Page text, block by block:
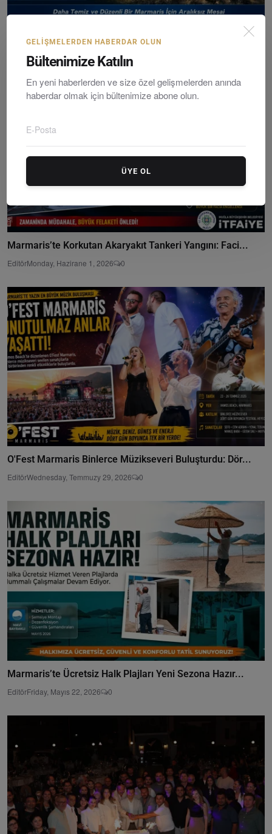
Marmaris’te Bayramda Yoğun Mesai: 9 Günde 3 Bin 250 ...
Monday, Hazirane 1, 2026
Marmaris’te Korkutan Akaryakıt Tankeri Yangını: Faci...
EditörMonday, Hazirane 1, 2026 0
O'Fest Marmaris Binlerce Müzikseveri Buluşturdu: Dör...
EditörWednesday, Temmuzy 29, 2026 0
Marmaris’te Ücretsiz Halk Plajları Yeni Sezona Hazır...
EditörFriday, Mayıs 22, 2026 0
GELIŞMELERDEN HABERDAR OLUN
Bültenimize Katılın
En yeni haberlerden ve size özel gelişmelerden anında
haberdar olmak için bültenimize abone olun.
ÜYE OL